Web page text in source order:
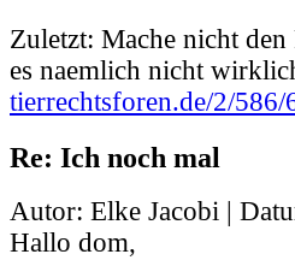
Zuletzt: Mache nicht
es naemlich nicht
tierrechtsforen.de/2/586/
Re: Ich noch mal
Autor: Elke Jacobi |
Hallo dom,